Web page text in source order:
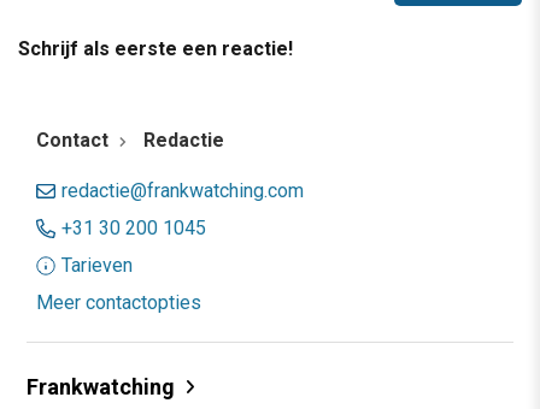
Schrijf als eerste een reactie!
Contact Redactie
redactie@frankwatching.com
+31 30 200 1045
Tarieven
Meer contactopties
Frankwatching